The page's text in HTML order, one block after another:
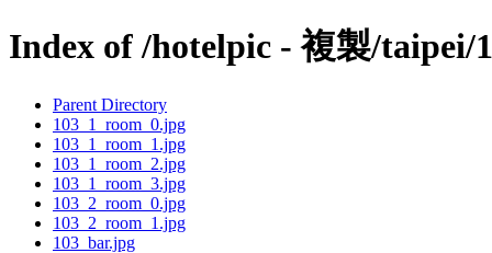
Index of /hotelpic - 複製/taipei/
Parent Directory
103_1_room_0.jpg
103_1_room_1.jpg
103_1_room_2.jpg
103_1_room_3.jpg
103_2_room_0.jpg
103_2_room_1.jpg
103_bar.jpg